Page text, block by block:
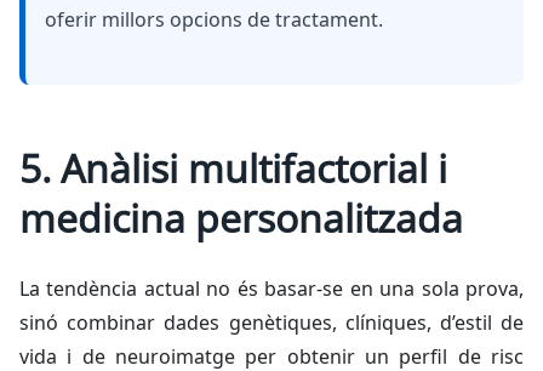
oferir millors opcions de tractament.
5. Anàlisi multifactorial i
medicina personalitzada
La tendència actual no és basar-se en una sola prova,
sinó combinar dades genètiques, clíniques, d’estil de
vida i de neuroimatge per obtenir un perfil de risc